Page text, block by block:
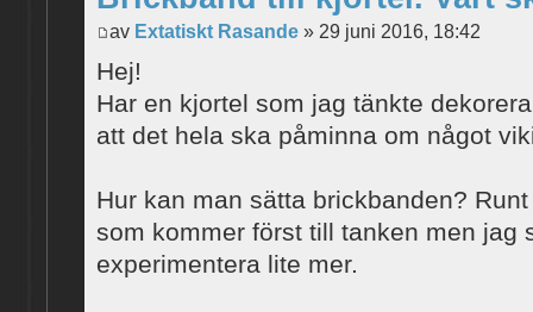
av Extatiskt Rasande » 29 juni 2016, 18:42
Hej!
Har en kjortel som jag tänkte
att det hela ska påminna om något
Hur kan man sätta brickbanden?
som kommer först till tanken men jag
experimentera lite mer.